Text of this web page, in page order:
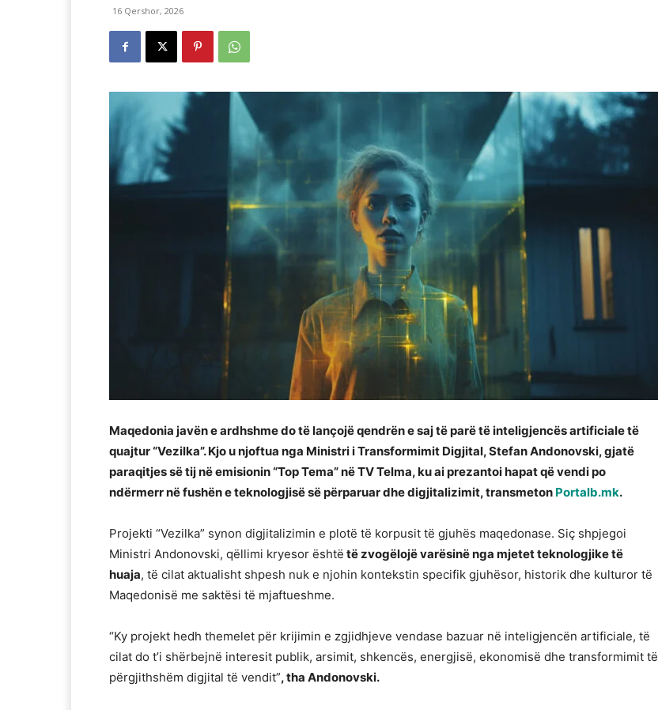
16 Qershor, 2026
Maqedonia javën e ardhshme do të lançojë qendrën e saj të parë të inteligjencës artificiale të
quajtur “Vezilka”. Kjo u njoftua nga Ministri i Transformimit Digjital, Stefan Andonovski, gjatë
paraqitjes së tij në emisionin “Top Tema” në TV Telma, ku ai prezantoi hapat që vendi po
ndërmerr në fushën e teknologjisë së përparuar dhe digjitalizimit, transmeton Portalb.mk.
Projekti “Vezilka” synon digjitalizimin e plotë të korpusit të gjuhës maqedonase. Siç shpjegoi
Ministri Andonovski, qëllimi kryesor është të zvogëlojë varësinë nga mjetet teknologjike të
huaja, të cilat aktualisht shpesh nuk e njohin kontekstin specifik gjuhësor, historik dhe kulturor të
Maqedonisë me saktësi të mjaftueshme.
“Ky projekt hedh themelet për krijimin e zgjidhjeve vendase bazuar në inteligjencën artificiale, të
cilat do t’i shërbejnë interesit publik, arsimit, shkencës, energjisë, ekonomisë dhe transformimit të
përgjithshëm digjital të vendit”, tha Andonovski.